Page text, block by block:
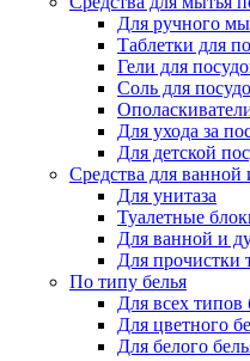
Для ручного
Таблетки для
Гели для
Соль для
Для ухода за
Для детской
Средства для ванной
Для унитаза
Туалетные
Для ванной и
Для прочистки
По типу белья
Для всех типов
Для цветного
Для белого